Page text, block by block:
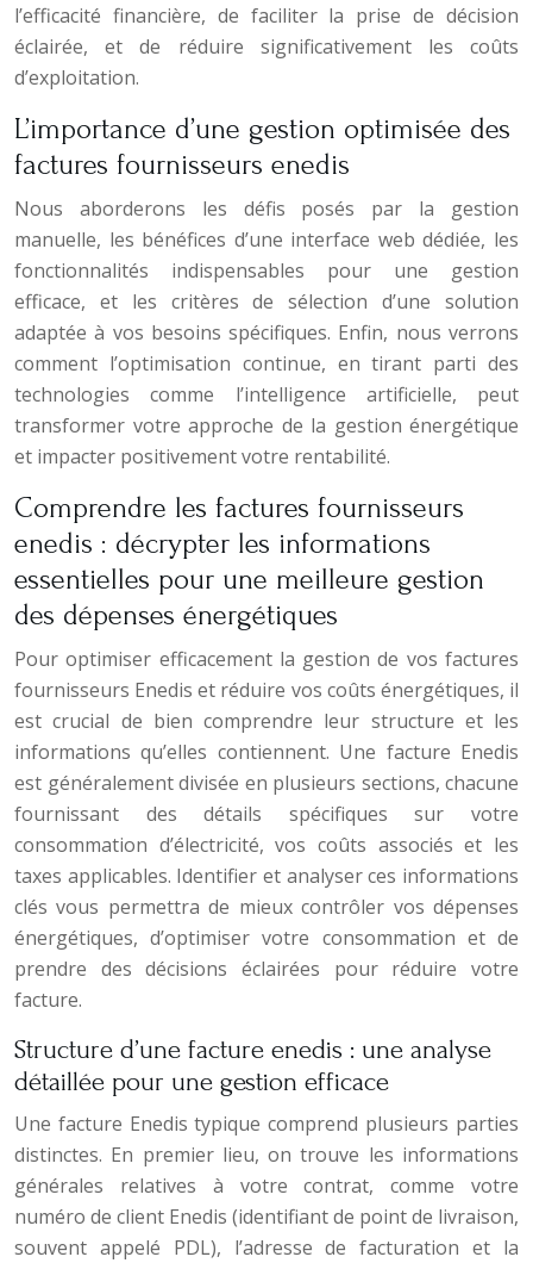
l’efficacité financière, de faciliter la prise de décision
éclairée, et de réduire significativement les coûts
d’exploitation.
L’importance d’une gestion optimisée des
factures fournisseurs enedis
Nous aborderons les défis posés par la gestion
manuelle, les bénéfices d’une interface web dédiée, les
fonctionnalités indispensables pour une gestion
efficace, et les critères de sélection d’une solution
adaptée à vos besoins spécifiques. Enfin, nous verrons
comment l’optimisation continue, en tirant parti des
technologies comme l’intelligence artificielle, peut
transformer votre approche de la gestion énergétique
et impacter positivement votre rentabilité.
Comprendre les factures fournisseurs
enedis : décrypter les informations
essentielles pour une meilleure gestion
des dépenses énergétiques
Pour optimiser efficacement la gestion de vos factures
fournisseurs Enedis et réduire vos coûts énergétiques, il
est crucial de bien comprendre leur structure et les
informations qu’elles contiennent. Une facture Enedis
est généralement divisée en plusieurs sections, chacune
fournissant des détails spécifiques sur votre
consommation d’électricité, vos coûts associés et les
taxes applicables. Identifier et analyser ces informations
clés vous permettra de mieux contrôler vos dépenses
énergétiques, d’optimiser votre consommation et de
prendre des décisions éclairées pour réduire votre
facture.
Structure d’une facture enedis : une analyse
détaillée pour une gestion efficace
Une facture Enedis typique comprend plusieurs parties
distinctes. En premier lieu, on trouve les informations
générales relatives à votre contrat, comme votre
numéro de client Enedis (identifiant de point de livraison,
souvent appelé PDL), l’adresse de facturation et la